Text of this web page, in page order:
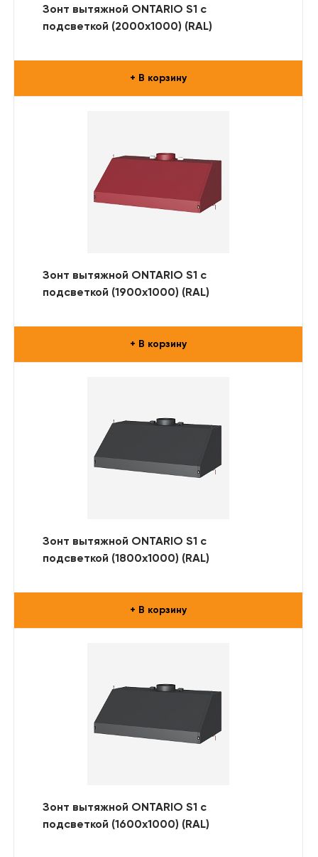
Зонт вытяжной ONTARIO S1 с
подсветкой (2000x1000) (RAL)
+ В корзину
Зонт вытяжной ONTARIO S1 с
подсветкой (1900x1000) (RAL)
+ В корзину
Зонт вытяжной ONTARIO S1 с
подсветкой (1800x1000) (RAL)
+ В корзину
Зонт вытяжной ONTARIO S1 с
подсветкой (1600x1000) (RAL)